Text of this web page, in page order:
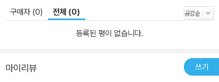
찾는 사람, 연간 1,000만 명 성인이라면 누구라도 한번은 잇몸병을
경험하게 된다. 견딜 만하면 참는 사람을 빼고 실제로 병원을 찾는 사
람만 연간 1,000만 명에 이른다. 잇몸이 붓고 염증이 생기는 잇몸병
인이 되기도 하며 결국 치아를 잃게 만들기도 한다. 그뿐만이 아니다.
병을 일으키는 세균이 혈관을 타고 퍼져 나가면 그 영향은 온몸에 미
구매자 (0) 전체 (0)
등록된 평이 없습니다.
마이리뷰 쓰기